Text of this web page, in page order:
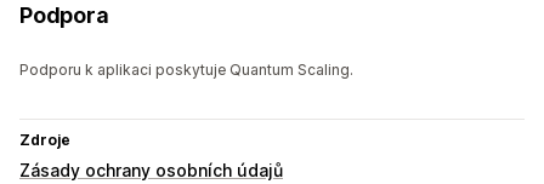
Podpora
Podporu k aplikaci poskytuje Quantum Scaling.
Zdroje
Zásady ochrany osobních údajů